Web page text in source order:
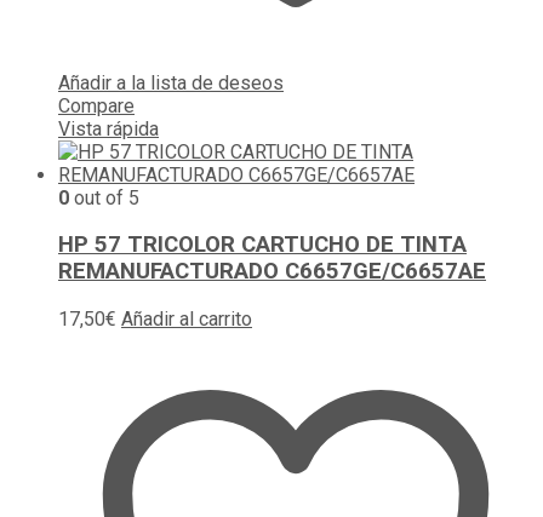
Añadir a la lista de deseos
Compare
Vista rápida
0 out of 5
HP 57 TRICOLOR CARTUCHO DE TINTA
REMANUFACTURADO C6657GE/C6657AE
17,50€ Añadir al carrito